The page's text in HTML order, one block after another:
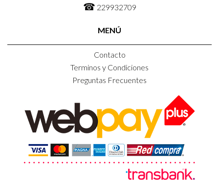
☎ 229932709
MENÚ
Contacto
Terminos y Condiciones
Preguntas Frecuentes